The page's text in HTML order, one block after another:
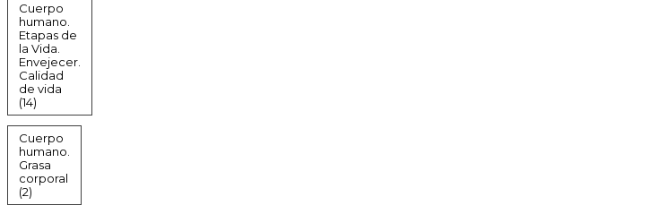
Cuerpo
humano.
Etapas de
la Vida.
Envejecer.
Calidad
de vida
(14)
Cuerpo
humano.
Grasa
corporal
(2)